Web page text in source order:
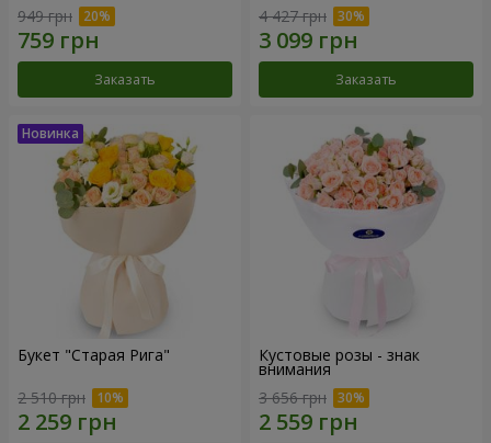
949 грн
Заказать
4 427 грн
Заказать
Букет "Старая Рига"
2 510 грн
Кустовые розы - знак
внимания
3 656 грн